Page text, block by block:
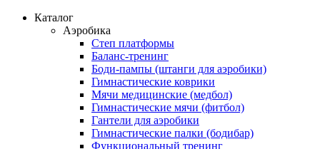
Каталог
Аэробика
Степ платформы
Баланс-тренинг
Боди-пампы (штанги для аэробики)
Гимнастические коврики
Мячи медицинские (медбол)
Гимнастические мячи (фитбол)
Гантели для аэробики
Гимнастические палки (бодибар)
Функциональный тренинг